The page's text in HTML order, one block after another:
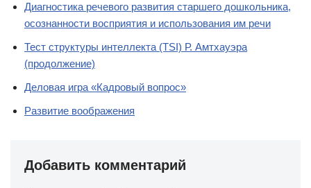
Диагностика речевого развития старшего дошкольника,
осознанности восприятия и использования им речи
Тест структуры интеллекта (TSI) Р. Амтхауэра
(продолжение)
Деловая игра «Кадровый вопрос»
Развитие воображения
Добавить комментарий